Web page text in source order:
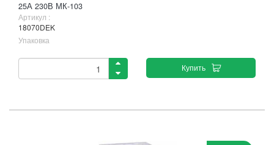
25А 230В МК-103
Артикул :
18070DEK
Упаковка
Купить